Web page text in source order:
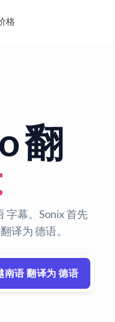
格
翻
字幕。Sonix 首先
译为 德语。
南语 翻译为 德语